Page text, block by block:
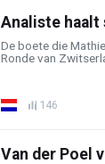
Analiste haalt
De boete die
Ronde van
146
Van der Poel